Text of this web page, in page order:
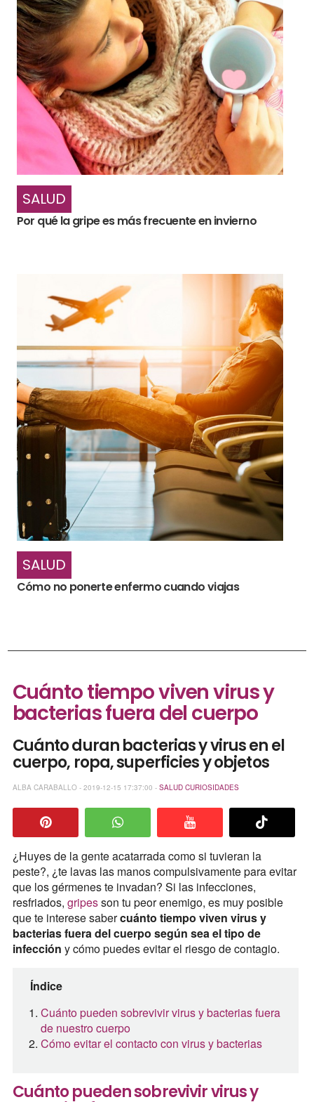
SALUD
Por qué la gripe es más frecuente en invierno
SALUD
Cómo no ponerte enfermo cuando viajas
Cuánto tiempo viven virus y
bacterias fuera del cuerpo
Cuánto duran bacterias y virus en el
cuerpo, ropa, superficies y objetos
ALBA CARABALLO - 2019-12-15 17:37:00 - SALUD CURIOSIDADES
¿Huyes de la gente acatarrada como si tuvieran la
peste?, ¿te lavas las manos compulsivamente para evitar
que los gérmenes te invadan? Si las infecciones,
resfriados, gripesson tu peor enemigo, es muy posible
que te interese sabercuánto tiempo viven virus y
bacterias fuera del cuerpo según sea el tipo de
infección y cómo puedes evitar el riesgo de contagio.
Índice
Cuánto pueden sobrevivir virus y bacterias fuera
de nuestro cuerpo
Cómo evitar el contacto con virus y bacterias
Cuánto pueden sobrevivir virus y